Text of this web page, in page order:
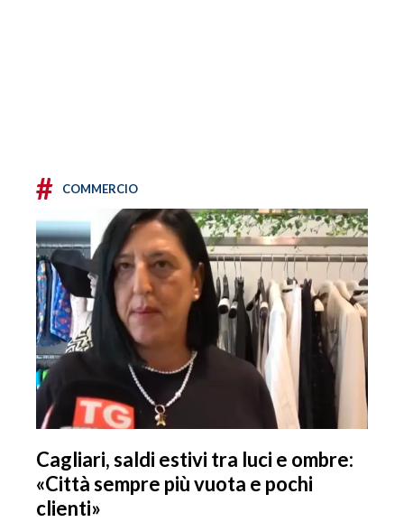
# COMMERCIO
Cagliari, saldi estivi tra luci e ombre:
«Città sempre più vuota e pochi
clienti»